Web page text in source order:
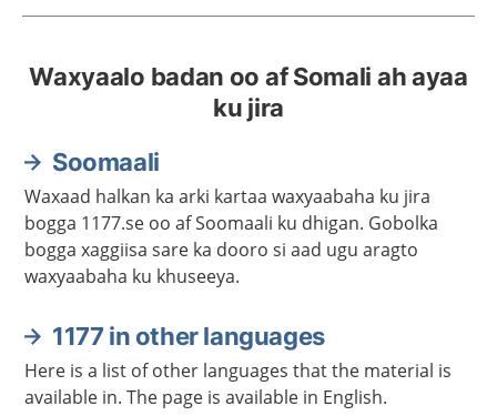
Waxyaalo badan oo af Somali ah ayaa
ku jira
Soomaali
Waxaad halkan ka arki kartaa waxyaabaha ku jira
bogga 1177.se oo af Soomaali ku dhigan. Gobolka
bogga xaggiisa sare ka dooro si aad ugu aragto
waxyaabaha ku khuseeya.
1177 in other languages
Here is a list of other languages that the material is
available in. The page is available in English.